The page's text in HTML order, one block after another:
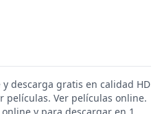
descarga gratis en calidad HD
películas. Ver películas online.